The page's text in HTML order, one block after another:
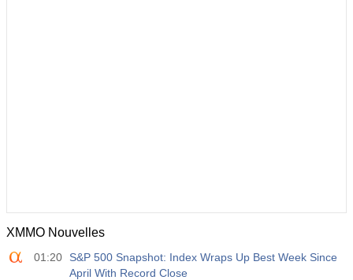
XMMO Nouvelles
01:20
S&P 500 Snapshot: Index Wraps Up Best Week Since
April With Record Close